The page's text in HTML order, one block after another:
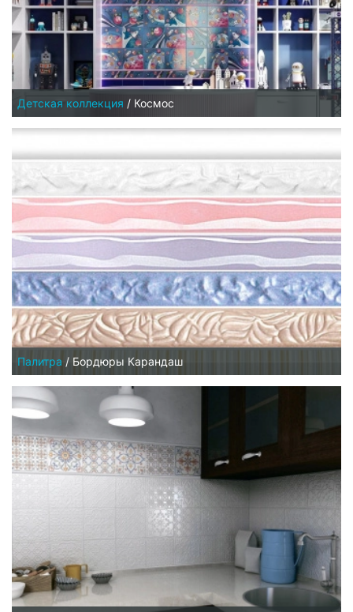
Детская коллекция / Космос
Палитра / Бордюры Карандаш